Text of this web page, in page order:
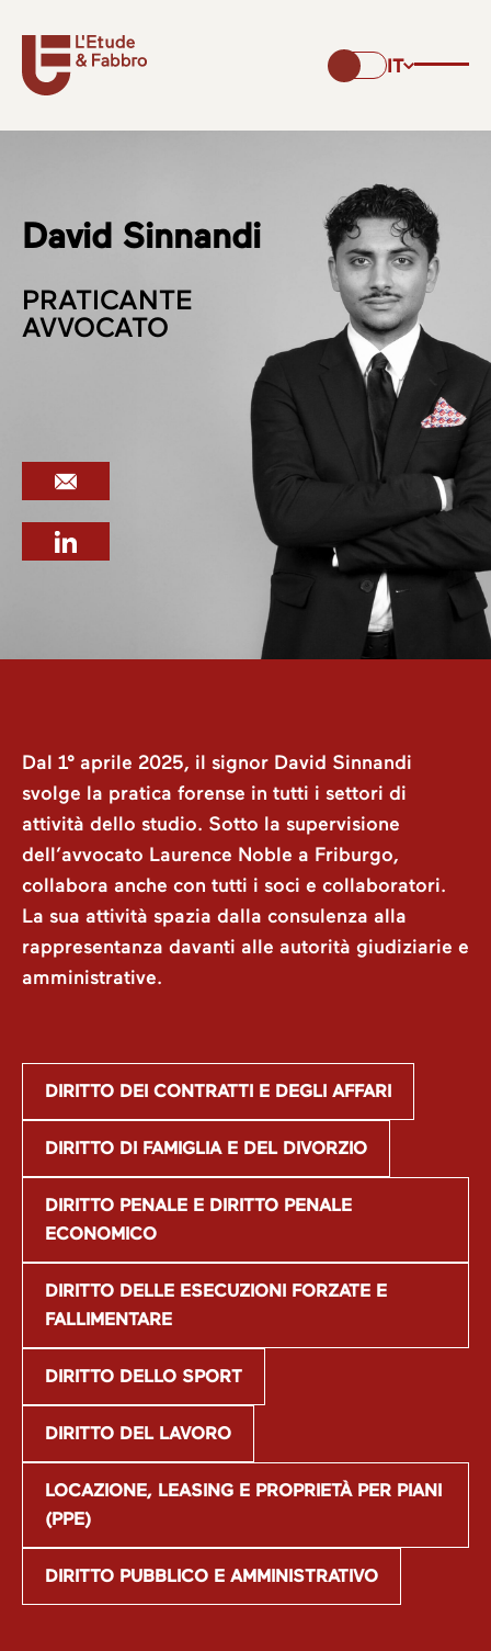
IT
David Sinnandi
PRATICANTE
AVVOCATO
Dal 1° aprile 2025, il signor David Sinnandi
svolge la pratica forense in tutti i settori di
attività dello studio. Sotto la supervisione
dell’avvocato Laurence Noble a Friburgo,
collabora anche con tutti i soci e collaboratori.
La sua attività spazia dalla consulenza alla
rappresentanza davanti alle autorità giudiziarie e
amministrative.
DIRITTO DEI CONTRATTI E DEGLI AFFARI
DIRITTO DI FAMIGLIA E DEL DIVORZIO
DIRITTO PENALE E DIRITTO PENALE
ECONOMICO
DIRITTO DELLE ESECUZIONI FORZATE E
FALLIMENTARE
DIRITTO DELLO SPORT
DIRITTO DEL LAVORO
LOCAZIONE, LEASING E PROPRIETÀ PER PIANI
(PPE)
DIRITTO PUBBLICO E AMMINISTRATIVO